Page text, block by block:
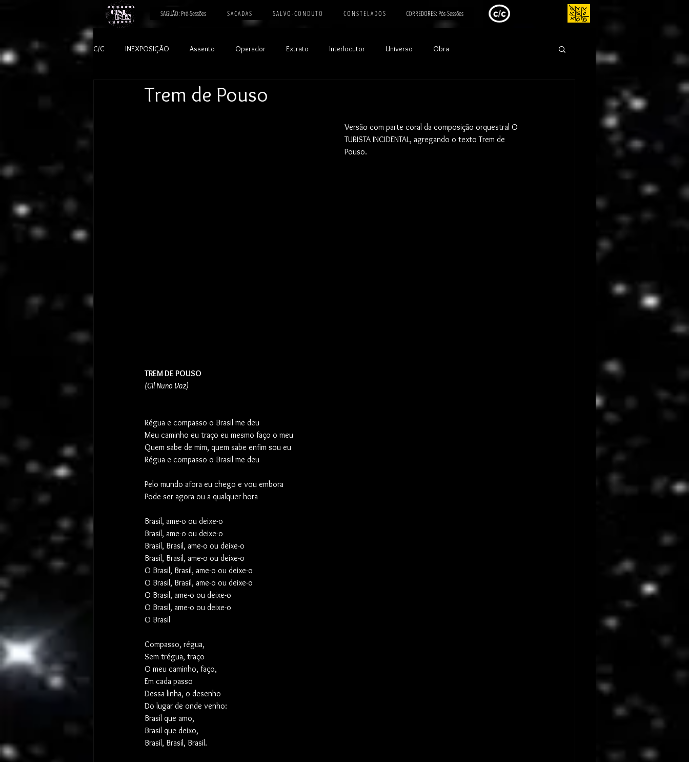
SAGUÃO: Pré-Sessões S A C A D A S S A L V O - C O N D U T O C O N S T E L A D O S CORREDORES: Pós-Sessões
C/C INEXPOSIÇÃO Assento Operador Extrato Interlocutor Universo Obra
Trem de Pouso
Versão com parte coral da composição orquestral O
TURISTA INCIDENTAL, agregando o texto Trem de
Pouso.
TREM DE POUSO
(Gil Nuno Vaz)
Régua e compasso o Brasil me deu
Meu caminho eu traço eu mesmo faço o meu
Quem sabe de mim, quem sabe enfim sou eu
Régua e compasso o Brasil me deu
Pelo mundo afora eu chego e vou embora
Pode ser agora ou a qualquer hora
Brasil, ame-o ou deixe-o
Brasil, ame-o ou deixe-o
Brasil, Brasil, ame-o ou deixe-o
Brasil, Brasil, ame-o ou deixe-o
O Brasil, Brasil, ame-o ou deixe-o
O Brasil, Brasil, ame-o ou deixe-o
O Brasil, ame-o ou deixe-o
O Brasil, ame-o ou deixe-o
O Brasil
Compasso, régua,
Sem trégua, traço
O meu caminho, faço,
Em cada passo
Dessa linha, o desenho
Do lugar de onde venho:
Brasil que amo,
Brasil que deixo,
Brasil, Brasil, Brasil.